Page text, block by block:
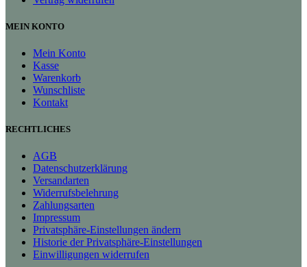
MEIN KONTO
Mein Konto
Kasse
Warenkorb
Wunschliste
Kontakt
RECHTLICHES
AGB
Datenschutzerklärung
Versandarten
Widerrufsbelehrung
Zahlungsarten
Impressum
Privatsphäre-Einstellungen ändern
Historie der Privatsphäre-Einstellungen
Einwilligungen widerrufen